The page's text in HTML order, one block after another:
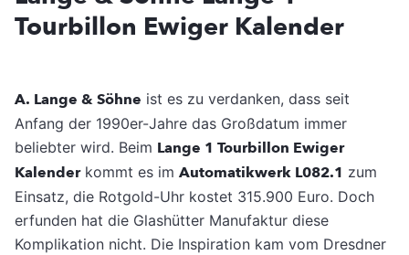
Tourbillon Ewiger Kalender
A. Lange & Söhne ist es zu verdanken, dass seit
Anfang der 1990er-Jahre das Großdatum immer
beliebter wird. Beim Lange 1 Tourbillon Ewiger
Kalenderkommt es im Automatikwerk L082.1 zum
Einsatz, die Rotgold-Uhr kostet 315.900 Euro. Doch
erfunden hat die Glashütter Manufaktur diese
Komplikation nicht. Die Inspiration kam vom Dresdner